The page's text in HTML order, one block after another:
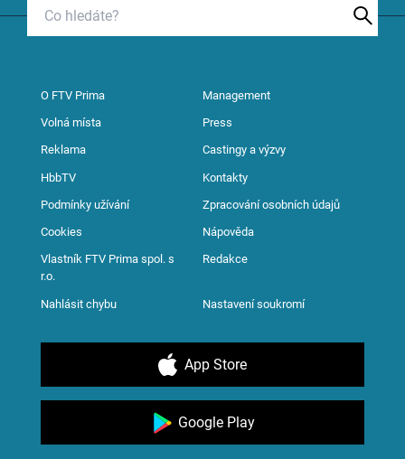
O FTV Prima Management
Volná místa Press
Reklama Castingy a výzvy
HbbTV Kontakty
Podmínky užívání Zpracování osobních údajů
Cookies Nápověda
Vlastník FTV Prima spol. s
r.o.
Redakce
Nahlásit chybu Nastavení soukromí
App Store
Google Play